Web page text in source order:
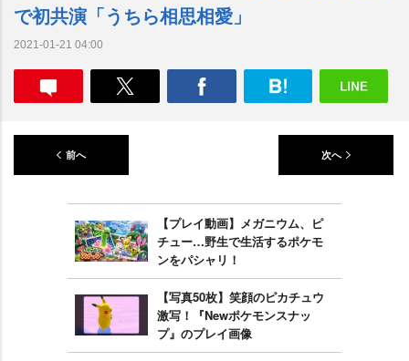
で初共演「うちら相思相愛」
2021-01-21 04:00
前へ 次へ
【プレイ動画】メガニウム、ピ
チュー…野生で生活するポケモ
ンをパシャリ！
【写真50枚】笑顔のピカチュウ
激写！『Newポケモンスナッ
プ』のプレイ画像